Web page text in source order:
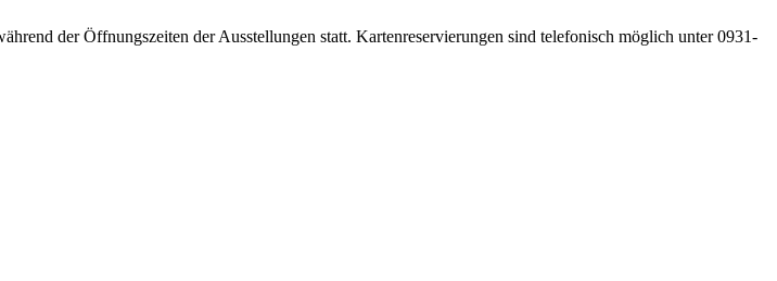
der Öffnungszeiten der Ausstellungen statt. Kartenreservierungen sind telefonisch möglich unter 0931-